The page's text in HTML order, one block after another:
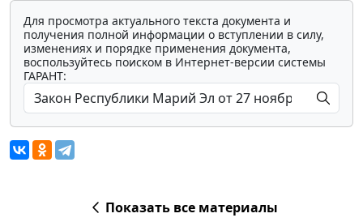
Для просмотра актуального текста документа и
получения полной информации о вступлении в силу,
изменениях и порядке применения документа,
воспользуйтесь поиском в Интернет-версии системы
ГАРАНТ:
Показать все материалы